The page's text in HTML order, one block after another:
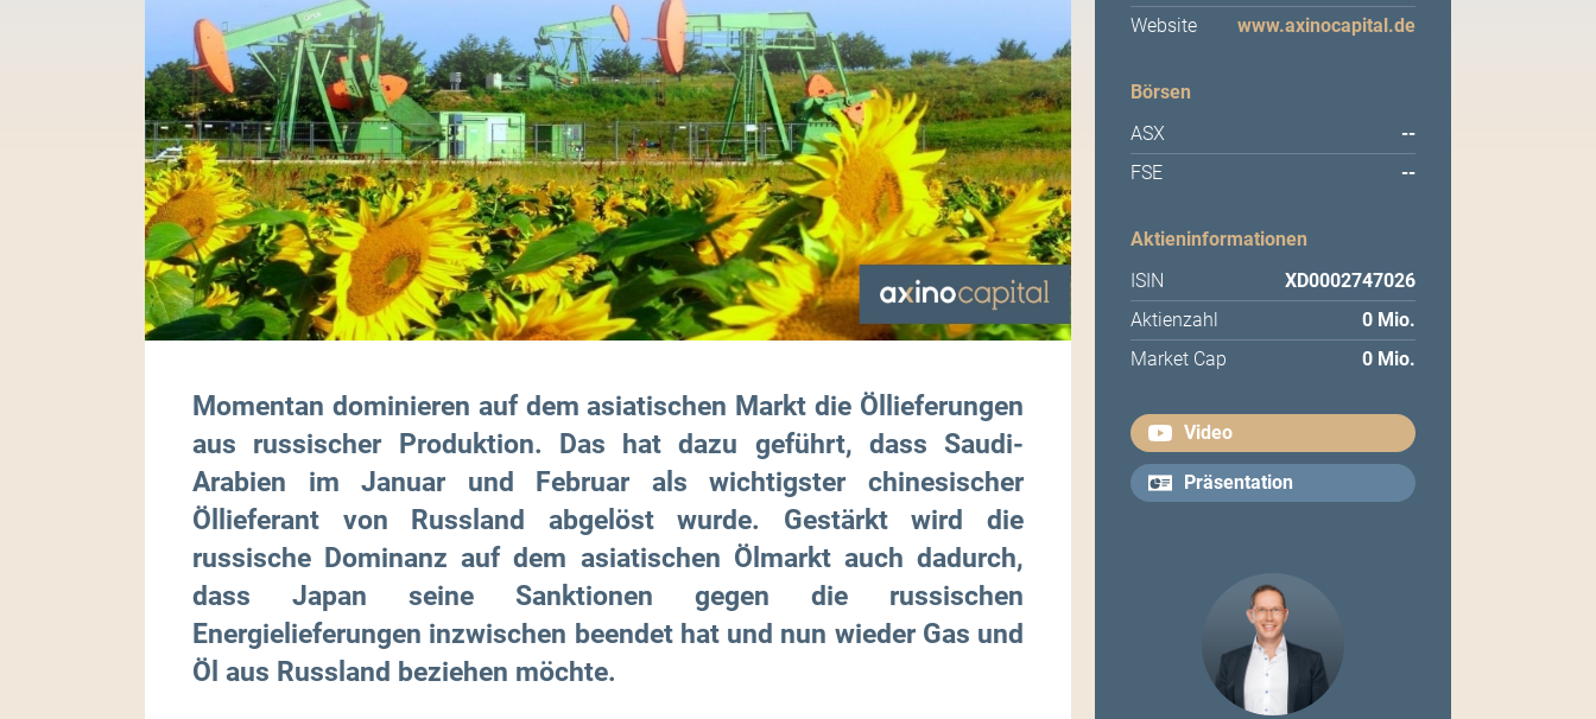
Website
www.axinocapital.de
Momentan dominieren auf dem asiatischen Markt die Öllieferungen
aus russischer Produktion. Das hat dazu geführt, dass Saudi-
Arabien im Januar und Februar als wichtigster chinesischer
Öllieferant von Russland abgelöst wurde. Gestärkt wird die
russische Dominanz auf dem asiatischen Ölmarkt auch dadurch,
dass Japan seine Sanktionen gegen die russischen
Energielieferungen inzwischen beendet hat und nun wieder Gas und
Öl aus Russland beziehen möchte.
Börsen
ASX
--
FSE
--
Aktieninformationen
ISIN
XD0002747026
Aktienzahl
0 Mio.
Market Cap
0 Mio.
Video
Präsentation